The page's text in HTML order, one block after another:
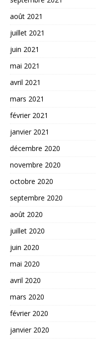
août 2021
juillet 2021
juin 2021
mai 2021
avril 2021
mars 2021
février 2021
janvier 2021
décembre 2020
novembre 2020
octobre 2020
septembre 2020
août 2020
juillet 2020
juin 2020
mai 2020
avril 2020
mars 2020
février 2020
janvier 2020